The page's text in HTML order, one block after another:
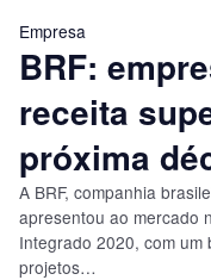
Empresa
BRF:
receita
próxima
A BRF, companhia
apresentou ao mercado
Integrado 2020, com um
projetos…